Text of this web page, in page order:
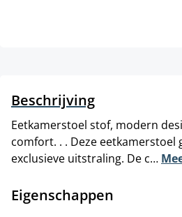
Beschrijving
Eetkamerstoel stof, modern
comfort. . . Deze eetkamerstoel
exclusieve uitstraling. De c…
Eigenschappen